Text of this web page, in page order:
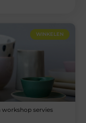
WINKELEN
workshop servies